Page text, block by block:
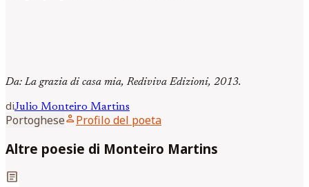
Da: La grazia di casa mia, Rediviva Edizioni, 2013.
diJulio Monteiro Martins
Portogheseperson Profilo del poeta
Altre poesie di Monteiro Martins
article